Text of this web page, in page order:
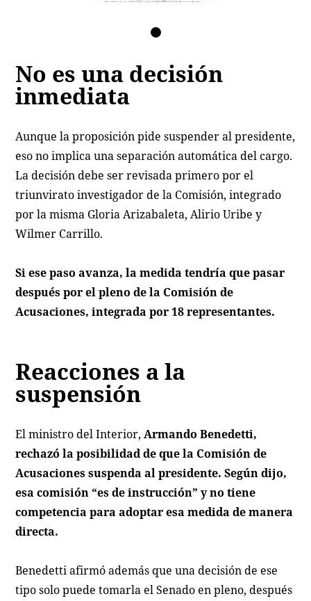
No es una decisión
inmediata
Aunque la proposición pide suspender al presidente,
eso no implica una separación automática del cargo.
La decisión debe ser revisada primero por el
triunvirato investigador de la Comisión, integrado
por la misma Gloria Arizabaleta, Alirio Uribe y
Wilmer Carrillo.
Si ese paso avanza, la medida tendría que pasar
después por el pleno de la Comisión de
Acusaciones, integrada por 18 representantes.
Reacciones a la
suspensión
El ministro del Interior,Armando Benedetti,
rechazó la posibilidad de que la Comisión de
Acusaciones suspenda al presidente. Según dijo,
esa comisión “es de instrucción” y no tiene
competencia para adoptar esa medida de manera
directa.
Benedetti afirmó además que una decisión de ese
tipo solo puede tomarla el Senado en pleno, después